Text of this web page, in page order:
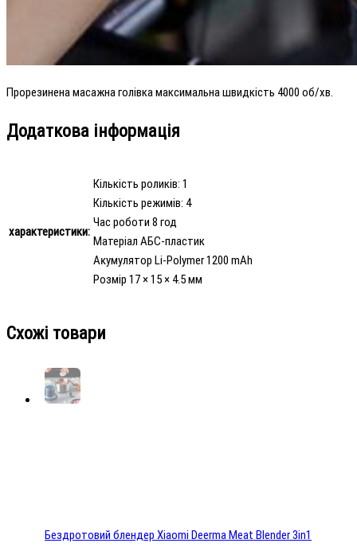
Прорезинена масажна голівка максимальна швидкість 4000 об/хв.
Додаткова інформація
характеристики:
Кількість роликів: 1
Кількість режимів: 4
Час роботи 8 год
Матеріал AБC-пластик
Aĸyмyлятop Lі-Роlуmеr 1200 mАh
Розмір 17 × 15 × 4.5 мм
Схожі товари
Бездротовий блендер Xiaomi Deerma Meat Blender 3in1